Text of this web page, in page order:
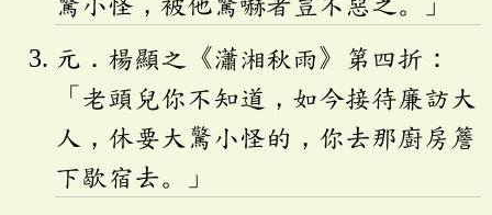
元．楊顯之《瀟湘秋雨》第四折：
「老頭兒你不知道，如今接待廉訪大
人，休要大驚小怪的，你去那廚房簷
下歇宿去。」